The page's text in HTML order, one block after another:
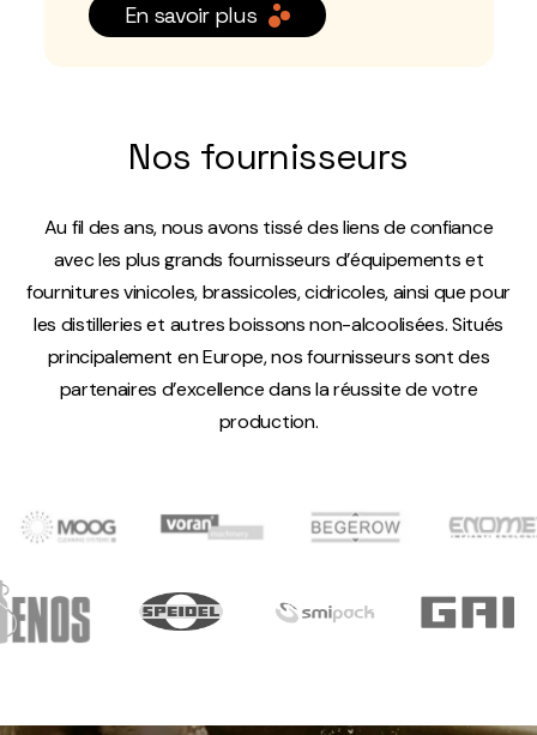
En savoir plus
Nos fournisseurs
Au fil des ans, nous avons tissé des liens de confiance
avec les plus grands fournisseurs d’équipements et
fournitures vinicoles, brassicoles, cidricoles, ainsi que pour
les distilleries et autres boissons non-alcoolisées. Situés
principalement en Europe, nos fournisseurs sont des
partenaires d’excellence dans la réussite de votre
production.